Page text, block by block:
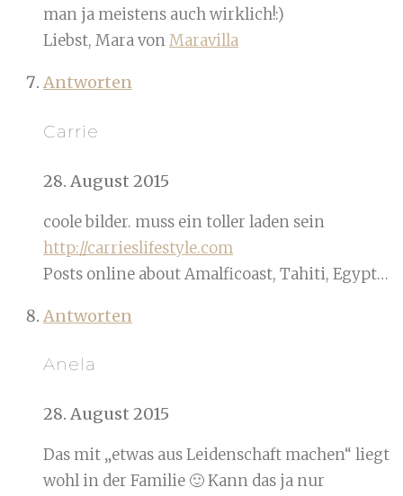
man ja meistens auch wirklich!:)
Liebst, Mara vonMaravilla
Antworten
Carrie
28. August 2015
coole bilder. muss ein toller laden sein
http://carrieslifestyle.com
Posts online about Amalficoast, Tahiti, Egypt…
Antworten
Anela
28. August 2015
Das mit „etwas aus Leidenschaft machen“ liegt
wohl in der Familie 🙂 Kann das ja nur